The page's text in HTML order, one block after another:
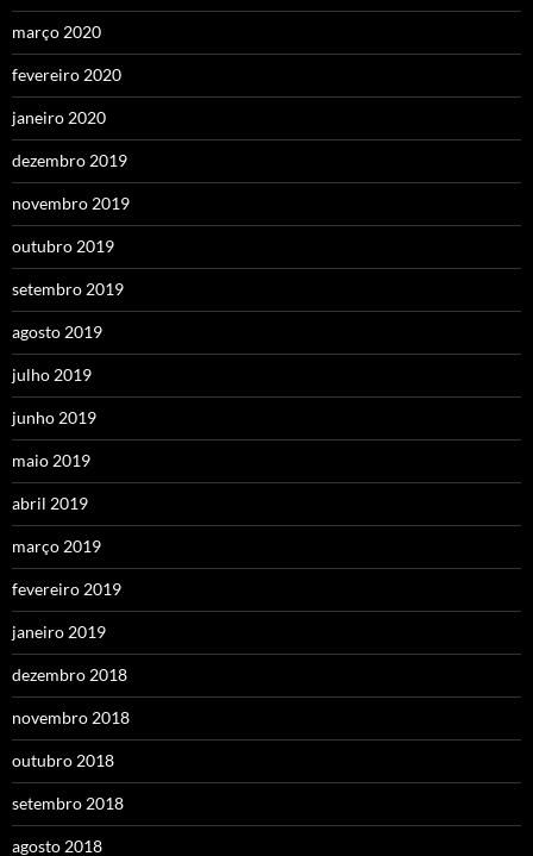
março 2020
fevereiro 2020
janeiro 2020
dezembro 2019
novembro 2019
outubro 2019
setembro 2019
agosto 2019
julho 2019
junho 2019
maio 2019
abril 2019
março 2019
fevereiro 2019
janeiro 2019
dezembro 2018
novembro 2018
outubro 2018
setembro 2018
agosto 2018